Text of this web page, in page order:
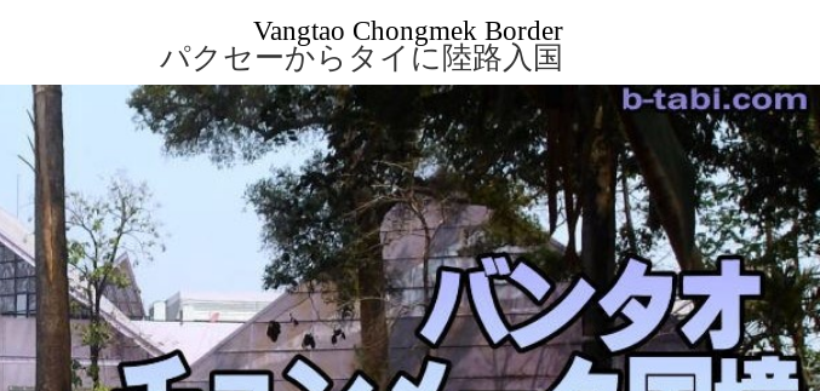
Vangtao Chongmek Border
パクセーからタイに陸路入国